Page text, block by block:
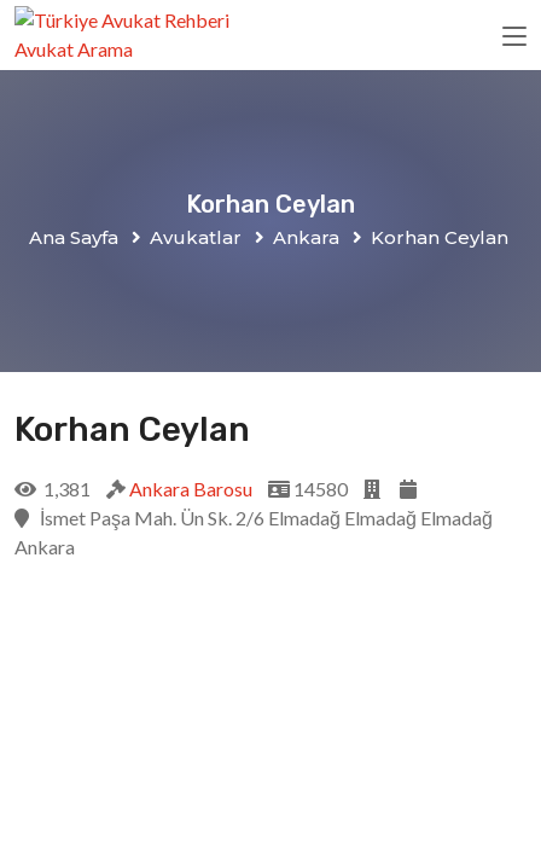
Korhan Ceylan
Ana Sayfa Avukatlar Ankara Korhan Ceylan
Korhan Ceylan
1,381 Ankara Barosu
14580
İsmet Paşa Mah. Ün Sk. 2/6 Elmadağ Elmadağ Elmadağ
Ankara